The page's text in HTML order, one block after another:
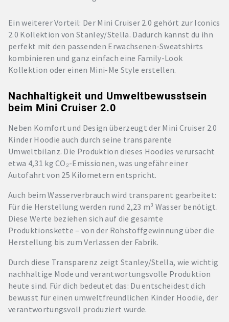
Ein weiterer Vorteil: Der Mini Cruiser 2.0 gehört zur Iconics
2.0 Kollektion von Stanley/Stella. Dadurch kannst du ihn
perfekt mit den passenden Erwachsenen-Sweatshirts
kombinieren und ganz einfach eine Family-Look
Kollektion oder einen Mini-Me Style erstellen.
Nachhaltigkeit und Umweltbewusstsein
beim Mini Cruiser 2.0
Neben Komfort und Design überzeugt der Mini Cruiser 2.0
Kinder Hoodie auch durch seine transparente
Umweltbilanz. Die Produktion dieses Hoodies verursacht
etwa 4,31 kg CO₂-Emissionen, was ungefähr einer
Autofahrt von 25 Kilometern entspricht.
Auch beim Wasserverbrauch wird transparent gearbeitet:
Für die Herstellung werden rund 2,23 m³ Wasser benötigt.
Diese Werte beziehen sich auf die gesamte
Produktionskette – von der Rohstoffgewinnung über die
Herstellung bis zum Verlassen der Fabrik.
Durch diese Transparenz zeigt Stanley/Stella, wie wichtig
nachhaltige Mode und verantwortungsvolle Produktion
heute sind. Für dich bedeutet das: Du entscheidest dich
bewusst für einen umweltfreundlichen Kinder Hoodie, der
verantwortungsvoll produziert wurde.